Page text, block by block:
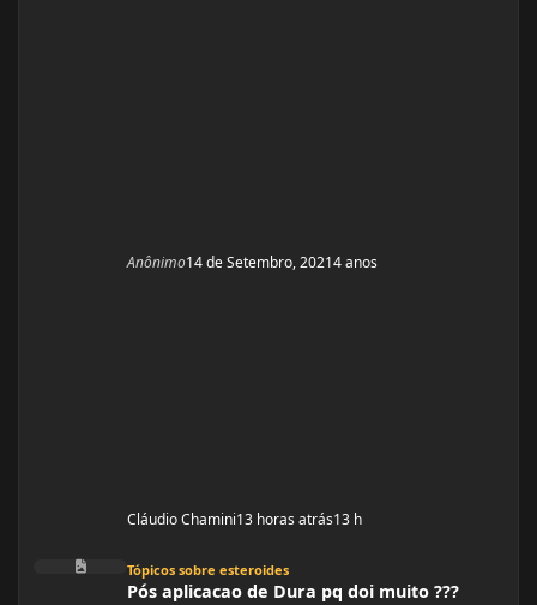
Anônimo14 de Setembro, 20214 anos
Cláudio Chamini13 horas atrás13 h
Pós aplicacao de Dura pq doi muito ???
Tópicos sobre esteroides
Pós aplicacao de Dura pq doi muito ???